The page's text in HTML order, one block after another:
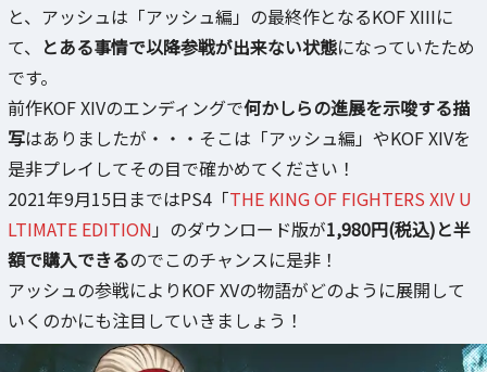
と、アッシュは「アッシュ編」の最終作となるKOF XIIIに
て、 とある事情で以降参戦が出来ない状態になっていたため
です。
前作KOF XIVのエンディングで何かしらの進展を示唆する描
写はありましたが・・・そこは「アッシュ編」やKOF XIVを
是非プレイしてその目で確かめてください！
2021年9月15日まではPS4「THE KING OF FIGHTERS XIV U
LTIMATE EDITION 」のダウンロード版が1,980円(税込)と半
額で購入できるのでこのチャンスに是非！
アッシュの参戦によりKOF XVの物語がどのように展開して
いくのかにも注目していきましょう！